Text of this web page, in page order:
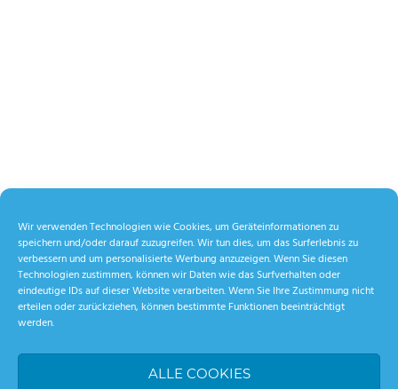
Wir verwenden Technologien wie Cookies, um Geräteinformationen zu
speichern und/oder darauf zuzugreifen. Wir tun dies, um das Surferlebnis zu
verbessern und um personalisierte Werbung anzuzeigen. Wenn Sie diesen
Technologien zustimmen, können wir Daten wie das Surfverhalten oder
eindeutige IDs auf dieser Website verarbeiten. Wenn Sie Ihre Zustimmung nicht
erteilen oder zurückziehen, können bestimmte Funktionen beeinträchtigt
werden.
ALLE COOKIES